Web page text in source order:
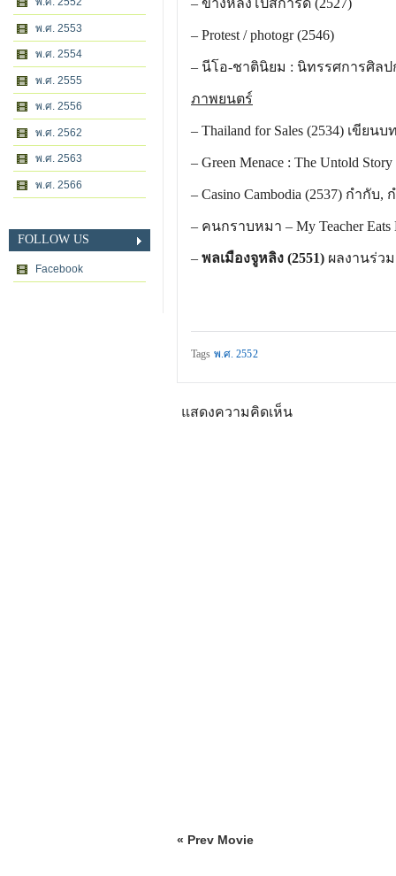
พ.ศ. 2553
พ.ศ. 2554
พ.ศ. 2555
พ.ศ. 2556
พ.ศ. 2562
พ.ศ. 2563
พ.ศ. 2566
FOLLOW US
Facebook
– ข้างหลังโปสการ์ด (2527)
– Protest / photogr(2546)
– นีโอ-ชาตินิยม : นิทรรศการศิลป
ภาพยนตร์
– Thailand for Sales (2534) เขียนบ
– Green Menace : The Untold
– Casino Cambodia (2537) กำกับ,
– คนกราบหมา – My Teacher Eats
– พลเมืองจูหลิง (2551) ผลงานร่ว
Tags พ.ศ. 2552
แสดงความคิดเห็น
« Prev Movie